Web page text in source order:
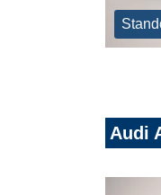
Audi